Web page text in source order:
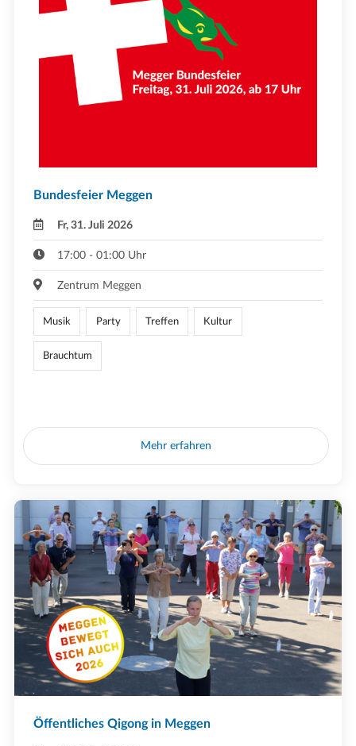
Bundesfeier Meggen
Fr, 31. Juli 2026
17:00 - 01:00 Uhr
Zentrum Meggen
Musik Party Treffen Kultur
Brauchtum
Mehr erfahren
Öffentliches Qigong in Meggen